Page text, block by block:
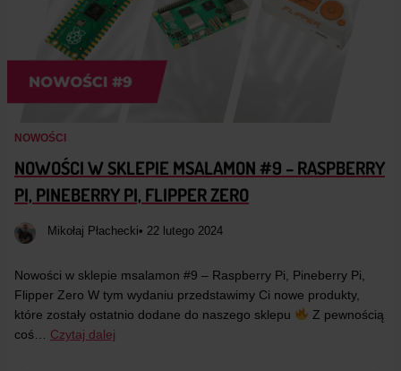
NOWOŚCI
NOWOŚCI W SKLEPIE MSALAMON #9 – RASPBERRY
PI, PINEBERRY PI, FLIPPER ZERO
Mikołaj Płachecki• 22 lutego 2024
Nowości w sklepie msalamon #9 – Raspberry Pi, Pineberry Pi,
Flipper Zero W tym wydaniu przedstawimy Ci nowe produkty,
które zostały ostatnio dodane do naszego sklepu
Z pewnością
coś… Czytaj dalej